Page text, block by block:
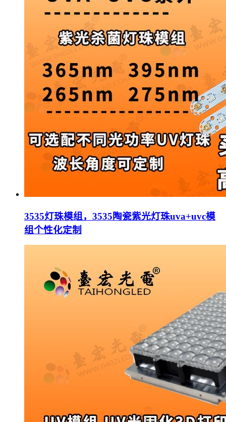
3535灯珠模组，3535陶瓷紫光灯珠uva+uvc模
组个性化定制